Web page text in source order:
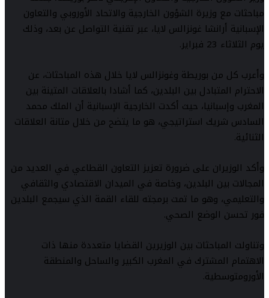
مباحثات مع وزيرة الشؤون الخارجية والاتحاد الأوروبي والتعاون
الإسبانية أرانشا غونزالس لايا، عبر تقنية التواصل عن بعد، وذلك
يوم الثلاثاء 23 فبراير.
وأعرب كل من بوريطة وغونزالس لايا خلال هذه المباحثات، عن
الاحترام المتبادل بين البلدين، كما أشادا بالعلاقات المتينة بين
المغرب وإسبانيا، حيث أكدت الخارجية الإسبانية أن الملك محمد
السادس شريك استراتيجي، هو ما يتضح من خلال متانة العلاقات
الثنائية.
وأكد الوزيران على ضرورة تعزيز التعاون القطاعي في العديد من
المجالات بين البلدين، وخاصة في الميدان الاقتصادي والثقافي
والتعليمي، وهو ما تمت برمجته للقاء القمة الذي سيجمع البلدين
فور تحسن الوضع الصحي.
وتناولت المباحثات بين الوزيرين القضايا متعددة منها ذات
الاهتمام المشترك في المغرب الكبير والساحل والمنطقة
الأورومتوسطية.